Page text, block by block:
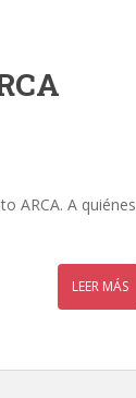
ARCA. A quiénes
LEER MÁS